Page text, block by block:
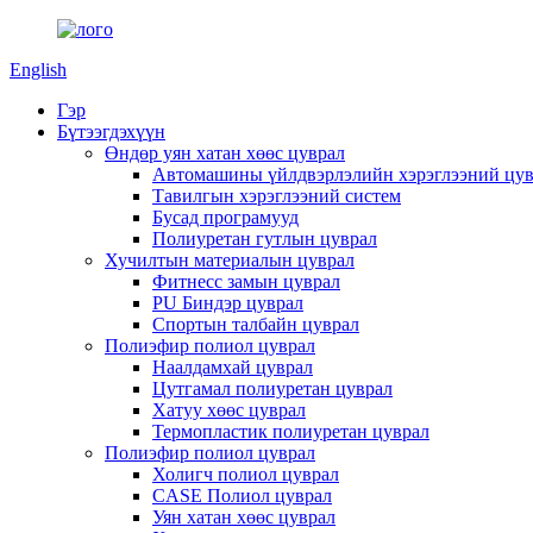
English
Гэр
Бүтээгдэхүүн
Өндөр уян хатан хөөс цуврал
Автомашины үйлдвэрлэлийн хэрэглээний
Тавилгын хэрэглээний систем
Бусад програмууд
Полиуретан гутлын цуврал
Хучилтын материалын цуврал
Фитнесс замын цуврал
PU Биндэр цуврал
Спортын талбайн цуврал
Полиэфир полиол цуврал
Наалдамхай цуврал
Цутгамал полиуретан цуврал
Хатуу хөөс цуврал
Термопластик полиуретан цуврал
Полиэфир полиол цуврал
Холигч полиол цуврал
CASE Полиол цуврал
Уян хатан хөөс цуврал